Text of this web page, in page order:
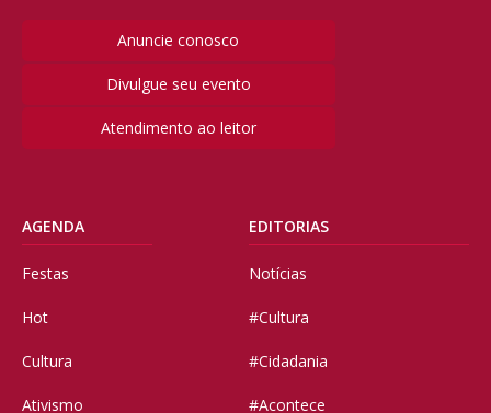
Anuncie conosco
Divulgue seu evento
Atendimento ao leitor
AGENDA
Festas
Hot
Cultura
Ativismo
EDITORIAS
Notícias
#Cultura
#Cidadania
#Acontece